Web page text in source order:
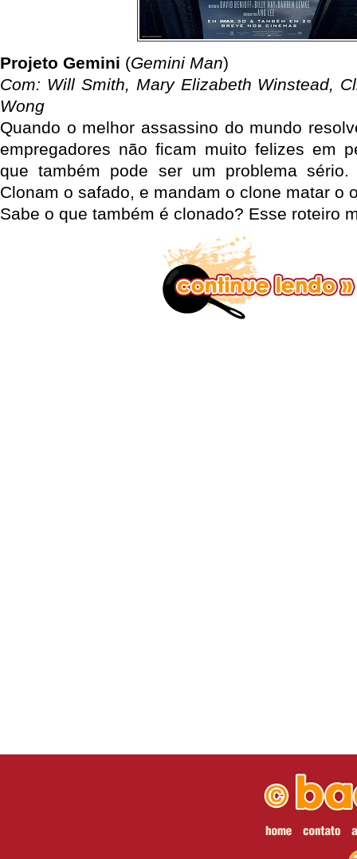
Projeto Gemini (Gemini Man)
Com: Will Smith, Mary Elizabeth Winstead,
Wong
Quando o melhor assassino do mundo
empregadores não ficam muito felizes em
que também pode ser um problema
Clonam o safado, e mandam o clone matar o
Sabe o que também é clonado? Esse roteiro